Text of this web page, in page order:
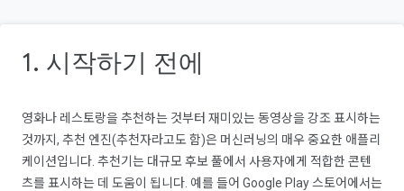
1. 시작하기 전에
영화나 레스토랑을 추천하는 것부터 재미있는 동영상을 강조 표시하는
것까지, 추천 엔진(추천자라고도 함)은 머신러닝의 매우 중요한 애플리
케이션입니다. 추천기는 대규모 후보 풀에서 사용자에게 적합한 콘텐
츠를 표시하는 데 도움이 됩니다. 예를 들어 Google Play 스토어에서는